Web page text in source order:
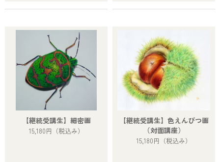
【継続受講生】細密画
15,180円 （税込み）
【継続受講生】色えんぴつ画
（対面講座）
15,180円 （税込み）